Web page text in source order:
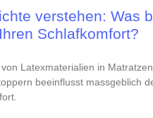
verstehen: Was
Schlafkomfort?
Latexmaterialien in
beeinflusst massgeblich